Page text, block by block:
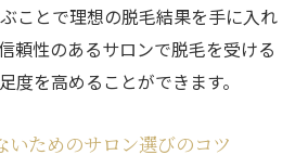
ことで理想の脱毛結果を手に入れ
頼性のあるサロンで脱毛を受ける
度を高めることができます。
いためのサロン選びのコツ